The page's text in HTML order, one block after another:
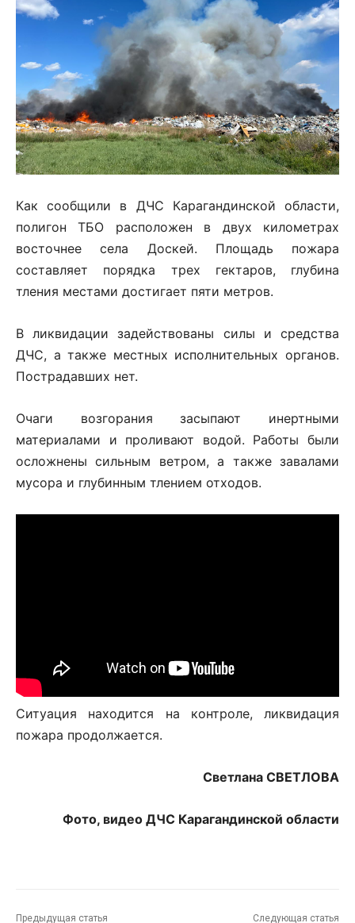
Как сообщили в ДЧС Карагандинской области,
полигон ТБО расположен в двух километрах
восточнее села Доскей. Площадь пожара
составляет порядка трех гектаров, глубина
тления местами достигает пяти метров.
В ликвидации задействованы силы и средства
ДЧС, а также местных исполнительных органов.
Пострадавших нет.
Очаги возгорания засыпают инертными
материалами и проливают водой. Работы были
осложнены сильным ветром, а также завалами
мусора и глубинным тлением отходов.
Ситуация находится на контроле, ликвидация
пожара продолжается.
Светлана СВЕТЛОВА
Фото, видео ДЧС Карагандинской области
Предыдущая статья Следующая статья